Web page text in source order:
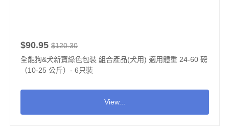
$90.95 $120.30
全能狗&犬新寶綠色包裝 組合產品(犬用) 適用體重 24-60 磅
（10-25 公斤）- 6只裝
View...